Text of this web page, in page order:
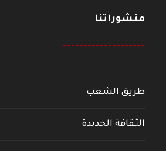
منشوراتنا
--------------------
طريق الشعب
الثقافة الجديدة